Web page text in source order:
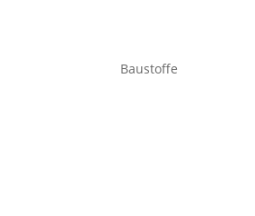
Baustoffe